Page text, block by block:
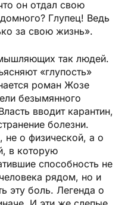
он отдал свою
Глупец! Ведь
за свою жизнь».
так людей.
«глупость»
роман Жозе
безымянного
вводит карантин,
болезни.
о физической, а о
в которую
способность не
рядом, но и
эту боль. Легенда о